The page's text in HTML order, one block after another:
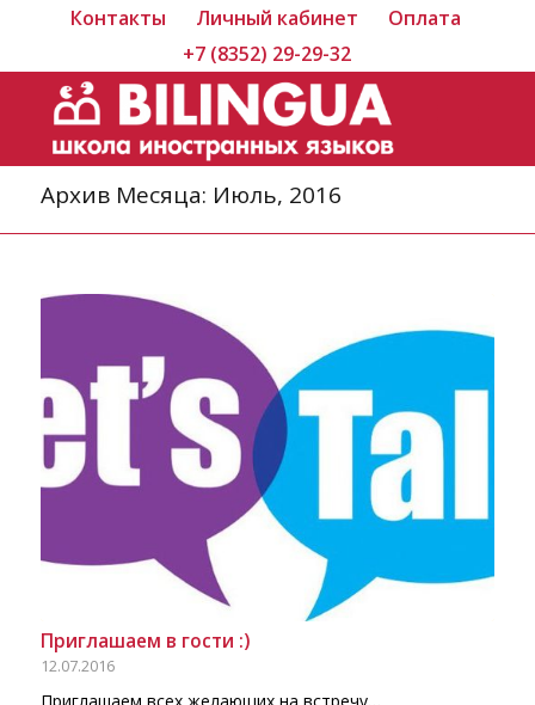
Контакты Личный кабинет
Оплата
+7 (8352) 29-29-32
Архив Месяца: Июль, 2016
Приглашаем в гости :)
12.07.2016